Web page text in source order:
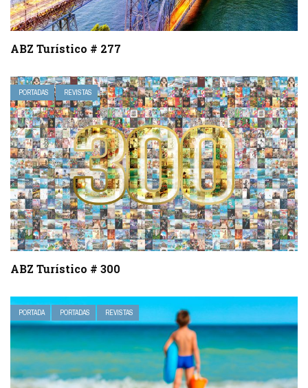
ABZ Turístico # 277
PORTADAS REVISTAS
ABZ Turístico # 300
PORTADA PORTADAS REVISTAS